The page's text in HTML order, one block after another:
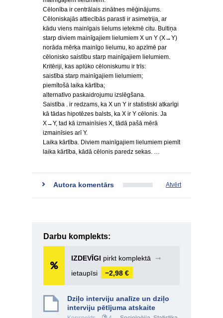
Cēlonība ir centrālais zinātnes mēģinājums.
Cēloniskajās attiecībās parasti ir asimetrija, ar
kādu viens mainīgais lielums ietekmē citu. Bultiņa
starp diviem mainīgajiem lielumiem X un Y (X→Y)
norāda mērķa mainīgo lielumu, ko apzīmē par
cēlonisko saistību starp mainīgajiem lielumiem.
Kritēriji, kas aplūko cēloniskumu ir trīs:
saistība starp mainīgajiem lielumiem;
piemītošā laika kārtība;
alternatīvo paskaidrojumu izslēgšana.
Saistība . ir redzams, ka X un Y ir statistiski atkarīgi
kā tādas hipotēzes balsts, ka X ir Y cēlonis. Ja
X→Y, tad kā izmainīsies X, tādā pašā mērā
izmainīsies arī Y.
Laika kārtība. Diviem mainīgajiem lielumiem piemīt
laika kārtība, kādā cēlonis paredz sekas. …
Autora komentārs Atvērt
Darbu komplekts:
IZDEVĪGI pirkt komplektā
➞
ietaupīsi
−2,98 €
Dziļo interviju analīze un dziļo
interviju pētījuma atskaite